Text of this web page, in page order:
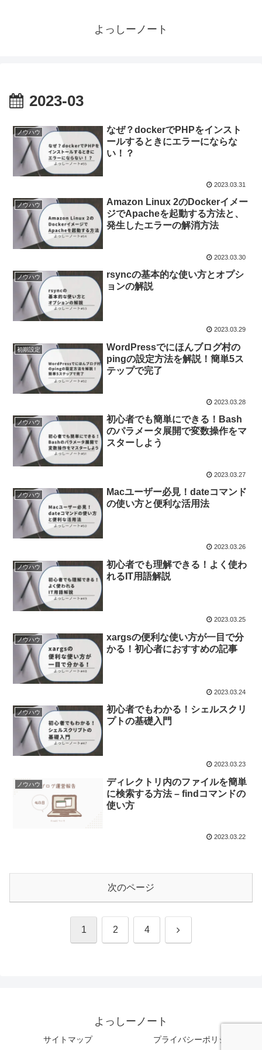
よっしーノート
2023-03
ノウハウ
なぜ？dockerでPHPをインスト
ールするときにエラーにならな
い！？
2023.03.31
ノウハウ
Amazon Linux 2のDockerイメー
ジでApacheを起動する方法と、
発生したエラーの解消方法
2023.03.30
ノウハウ
rsyncの基本的な使い方とオプシ
ョンの解説
2023.03.29
初期設定
WordPressでにほんブログ村の
pingの設定方法を解説！簡単5ス
テップで完了
2023.03.28
ノウハウ
初心者でも簡単にできる！Bash
のパラメータ展開で変数操作をマ
スターしよう
2023.03.27
ノウハウ
Macユーザー必見！dateコマンド
の使い方と便利な活用法
2023.03.26
ノウハウ
初心者でも理解できる！よく使わ
れるIT用語解説
2023.03.25
ノウハウ
xargsの便利な使い方が一目で分
かる！初心者におすすめの記事
2023.03.24
ノウハウ
初心者でもわかる！シェルスクリ
プトの基礎入門
2023.03.23
ノウハウ
ディレクトリ内のファイルを簡単
に検索する方法 – findコマンドの
使い方
2023.03.22
次のページ
1 2 4 次
よっしーノート
サイトマップ プライバシーポリシー